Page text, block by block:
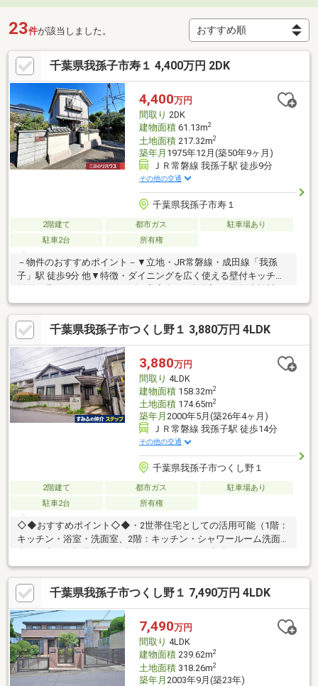
23件が該当しました。
千葉県我孫子市寿１ 4,400万円 2DK
4,400万円
間取り 2DK
建物面積61.13m2
土地面積217.32m2
築年月 1975年12月(築50年9ヶ月)
ＪＲ常磐線 我孫子駅 徒歩9分
その他の交通
千葉県我孫子市寿１
2階建て 都市ガス
駐車場あり
駐車2台
所有権
－物件のおすすめポイント－▼立地・JR常磐線・成田線「我孫
子」駅 徒歩9分 他▼特徴・ダイニングを広く使える壁付キッチン
南側にバルコニーを2ヶ所設置・各水回りに自然換気可能な窓有・
駐車スペース2台分有(車種による)▼周辺環境・スーパー「イトー
ヨーカドー我孫子南口店」徒歩7分(約550m)・セブンイレブン我
孫子緑1丁目店 徒歩4分(約300m)・楚人冠公園 徒歩2分(約150m)
千葉県我孫子市つくし野１ 3,880万円 4LDK
3,880万円
間取り 4LDK
建物面積158.32m2
土地面積174.65m2
築年月 2000年5月(築26年4ヶ月)
ＪＲ常磐線 我孫子駅 徒歩14分
その他の交通
千葉県我孫子市つくし野１
2階建て 都市ガス
駐車場あり
駐車2台
所有権
◇◆おすすめポイント◇◆・2世帯住宅としての活用可能（1階：
キッチン・浴室・洗面室、2階：キッチン・シャワールーム洗面室
台分有り(車種による)・階段下収納スペース有り・閑静な住宅
街・2000年5月築・ＪＲ常磐線／東京メトロ千代田線「我孫子」
駅まで徒歩14分・土地面積：174.65㎡(52.83坪)・建物面積：
158.32㎡(47.89坪)
千葉県我孫子市つくし野１ 7,490万円 4LDK
7,490万円
間取り 4LDK
建物面積239.62m2
土地面積318.26m2
築年月 2003年9月(築23年)